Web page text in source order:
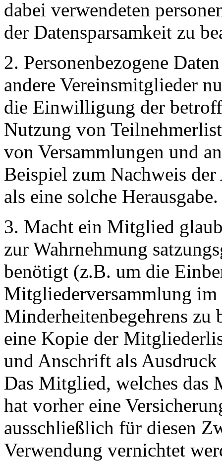
dabei verwendeten
der Datensparsamkeit zu
2. Personenbezogene
andere Vereinsmitglieder
die Einwilligung der
Nutzung von
von Versammlungen und
Beispiel zum Nachweis
als eine solche Herausgabe.
3. Macht ein Mitglied
zur Wahrnehmung
benötigt (z.B. um die
Mitgliederversammlung im
Minderheitenbegehrens zu
eine Kopie der
und Anschrift als
Das Mitglied, welches das
hat vorher eine
ausschließlich für diesen
Verwendung vernichtet